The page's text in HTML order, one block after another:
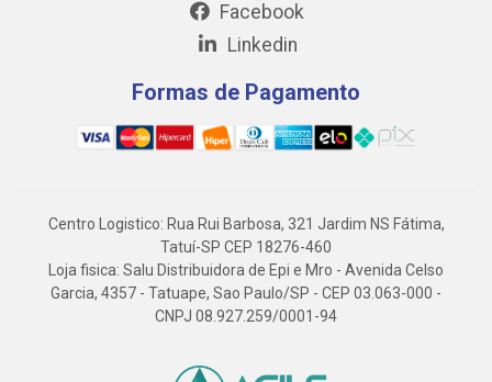
Facebook
Linkedin
Formas de Pagamento
Centro Logistico: Rua Rui Barbosa, 321 Jardim NS Fátima,
Tatuí-SP CEP 18276-460
Loja fisica: Salu Distribuidora de Epi e Mro - Avenida Celso
Garcia, 4357 - Tatuape, Sao Paulo/SP - CEP 03.063-000 -
CNPJ 08.927.259/0001-94